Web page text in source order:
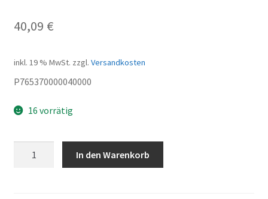
40,09 €
inkl. 19 % MwSt. zzgl. Versandkosten
P765370000040000
16 vorrätig
In den Warenkorb